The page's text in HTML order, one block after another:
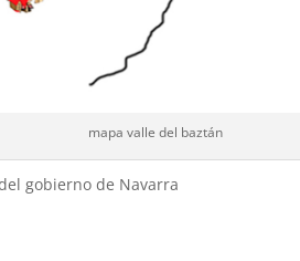
mapa valle del baztán
gobierno de Navarra